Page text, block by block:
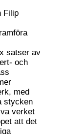
Filip
satser av
och
med
stycken
verket
att det